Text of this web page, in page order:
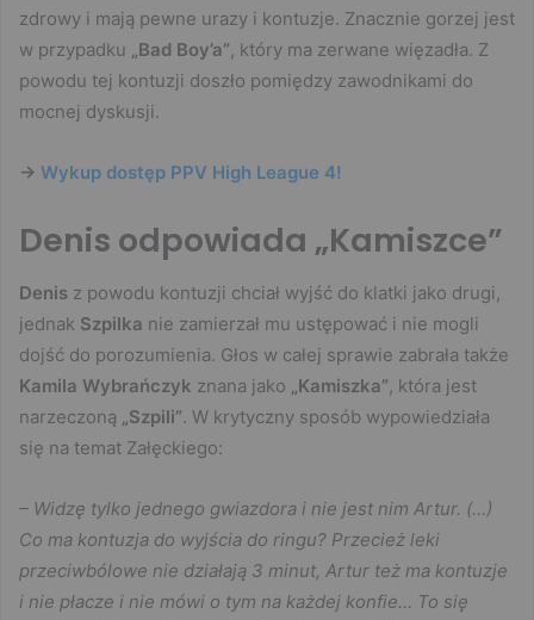
zdrowy i mają pewne urazy i kontuzje. Znacznie gorzej jest
w przypadku
„Bad Boy’a”, który ma zerwane więzadła. Z
powodu tej kontuzji doszło pomiędzy zawodnikami do
mocnej dyskusji.
-> Wykup dostęp PPV High League 4!
Denis odpowiada „Kamiszce”
Denis z powodu kontuzji chciał wyjść do klatki jako drugi,
jednak Szpilka nie zamierzał mu ustępować i nie mogli
dojść do porozumienia. Głos w całej sprawie zabrała także
Kamila Wybrańczyk znana jako „Kamiszka”, która jest
narzeczoną „Szpili”. W krytyczny sposób wypowiedziała
się na temat Załęckiego:
– Widzę tylko jednego gwiazdora i nie jest nim Artur. (…)
Co ma kontuzja do wyjścia do ringu? Przecież leki
przeciwbólowe nie działają 3 minut, Artur też ma kontuzje
i nie płacze i nie mówi o tym na każdej konfie… To się